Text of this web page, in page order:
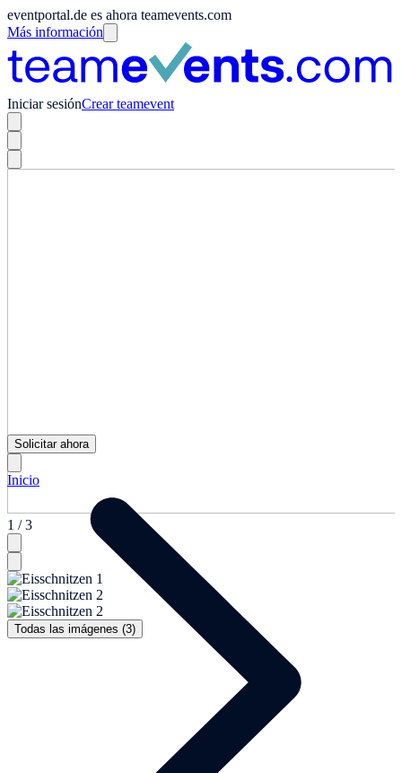
eventportal.de es ahora teamevents.com
Más información
Iniciar sesiónCrear teamevent
1 / 3
Todas las imágenes (3)
Solicitar ahora
Inicio